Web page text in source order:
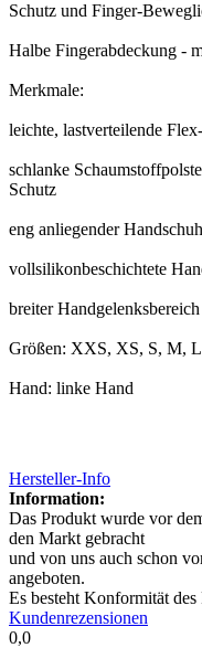
Schutz und Finger-
Halbe Fingerabdeckung -
Merkmale:
leichte, lastverteilende
schlanke
Schutz
eng anliegender Handschuh
vollsilikonbeschichtete
breiter
Größen: XXS, XS, S, M, L
Hand: linke Hand
Hersteller-Info
Information:
Das Produkt wurde vor
den Markt gebracht
und von uns auch schon
angeboten.
Es besteht Konformität
Kundenrezensionen
0,0